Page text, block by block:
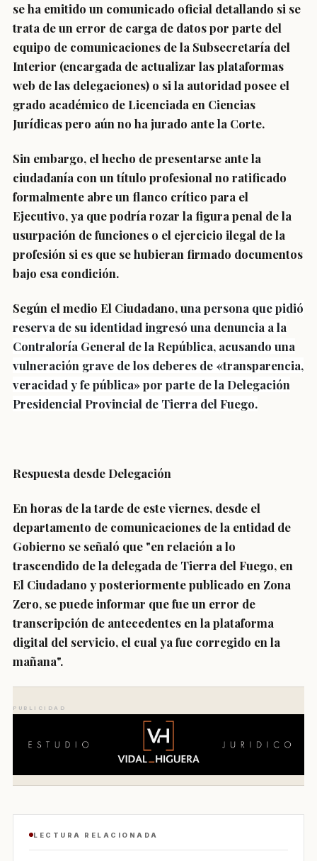
se ha emitido un comunicado oficial detallando si se
trata de un error de carga de datos por parte del
equipo de comunicaciones de la Subsecretaría del
Interior (encargada de actualizar las plataformas
web de las delegaciones) o si la autoridad posee el
grado académico de Licenciada en Ciencias
Jurídicas pero aún no ha jurado ante la Corte.
Sin embargo, el hecho de presentarse ante la
ciudadanía con un título profesional no ratificado
formalmente abre un flanco crítico para el
Ejecutivo, ya que podría rozar la figura penal de la
usurpación de funciones o el ejercicio ilegal de la
profesión si es que se hubieran firmado documentos
bajo esa condición.
Según el medio El Ciudadano, una persona que pidió
reserva de su identidad ingresó una denuncia a la
Contraloría General de la República, acusando una
vulneración grave de los deberes de «transparencia,
veracidad y fe pública» por parte de la Delegación
Presidencial Provincial de Tierra del Fuego.
Respuesta desde Delegación
En horas de la tarde de este viernes, desde el
departamento de comunicaciones de la entidad de
Gobierno se señaló que "en relación a lo
trascendido de la delegada de Tierra del Fuego, en
El Ciudadano y posteriormente publicado en Zona
Zero, se puede informar que fue un error de
transcripción de antecedentes en la plataforma
digital del servicio, el cual ya fue corregido en la
mañana".
PUBLICIDAD
LECTURA RELACIONADA